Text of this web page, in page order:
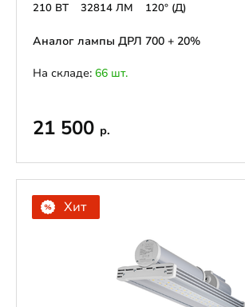
210 ВТ 32814 ЛМ 120° (Д)
Аналог лампы ДРЛ 700 + 20%
На складе: 66 шт.
21 500 р.
Хит